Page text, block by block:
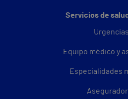
Servicios de
Urgencias
Equipo médico y
Especialidades